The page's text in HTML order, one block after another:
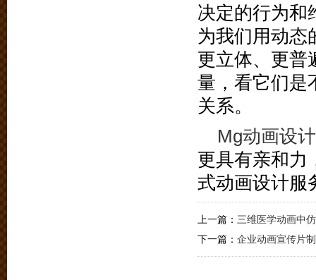
决定的行为和
为我们用动态
更立体、更普
量，看它们是
关系。
Mg动画设计
更具有亲和力
式动画设计服
上一篇： 三维医学动画中
下一篇： 企业动画宣传片